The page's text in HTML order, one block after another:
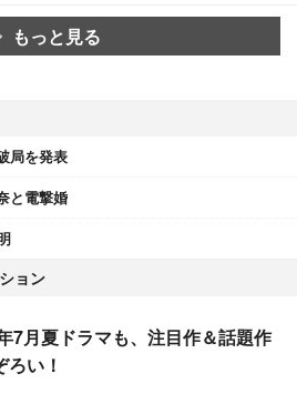
もっと見る
局を発表
と電撃婚
ョン
7月夏ドラマも、注目作＆話題作
ろい！